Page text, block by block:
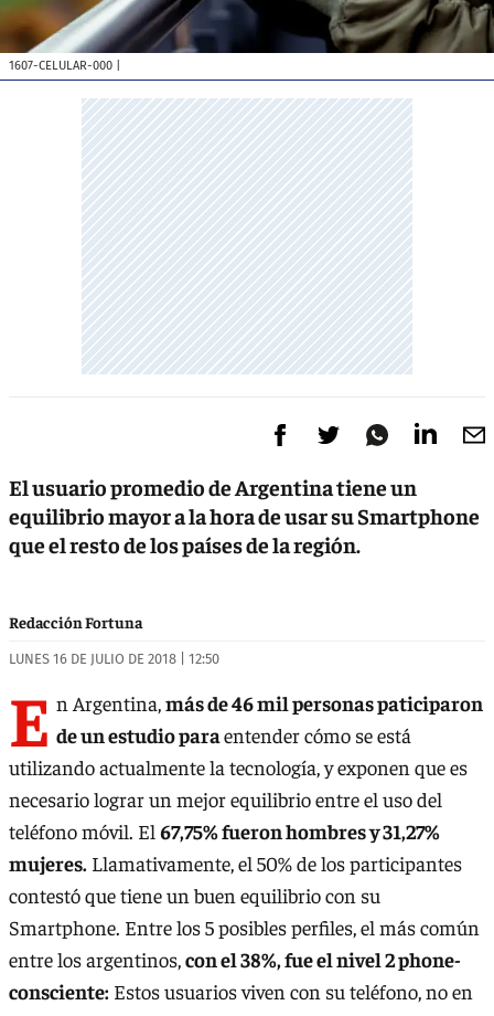
1607-CELULAR-000
El usuario promedio de Argentina tiene un
equilibrio mayor a la hora de usar su Smartphone
que el resto de los países de la región.
Redacción Fortuna
LUNES 16 DE JULIO DE 2018 | 12:50
E n Argentina,más de 46 mil personas paticiparon
de un estudio paraentender cómo se está
utilizando actualmente la tecnología, y exponen que es
necesario lograr un mejor equilibrio entre el uso del
teléfono móvil. El 67,75% fueron hombres y 31,27%
mujeres. Llamativamente, el 50% de los participantes
contestó que tiene un buen equilibrio con su
Smartphone. Entre los 5 posibles perfiles, el más común
entre los argentinos,con el 38%, fue el nivel 2 phone-
consciente: Estos usuarios viven con su teléfono, no en